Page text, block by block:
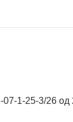
07-1-25-3/26